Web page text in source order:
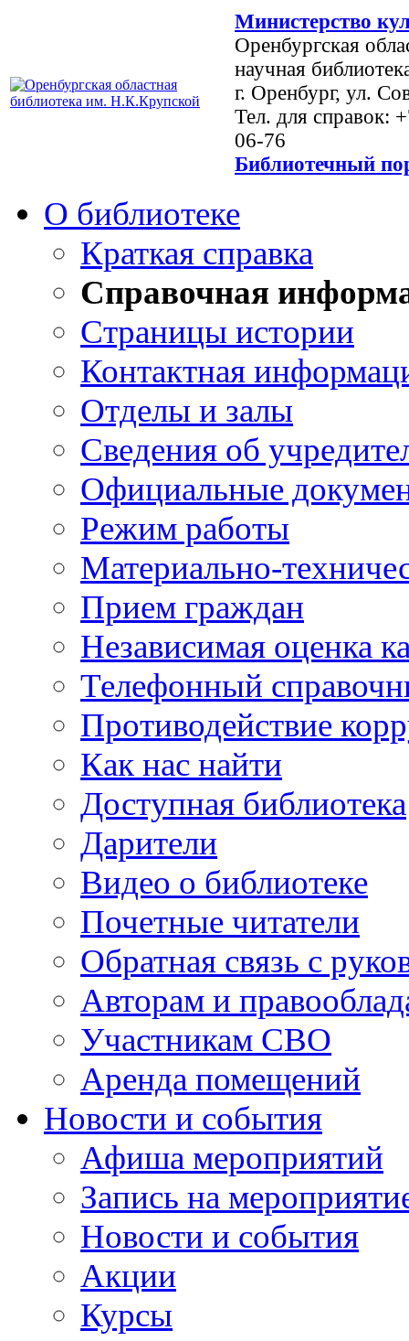
Министерство
Оренбургская
научная
г. Оренбург, ул.
Тел. для справок:
06-76
Библиотечный
О библиотеке
Краткая справка
Справочная
Страницы истории
Контактная
Отделы и залы
Сведения об
Официальные
Режим работы
Материально-
Прием граждан
Независимая оценка
Телефонный
Противодействие
Как нас найти
Доступная библиотека
Дарители
Видео о библиотеке
Почетные читатели
Обратная связь с
Авторам и
Участникам СВО
Аренда помещений
Новости и события
Афиша мероприятий
Запись на
Новости и события
Акции
Курсы